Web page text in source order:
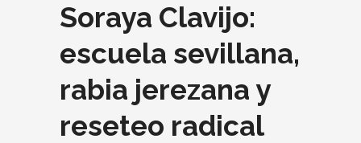
Soraya Clavijo:
escuela sevillana,
rabia jerezana y
reseteo radical